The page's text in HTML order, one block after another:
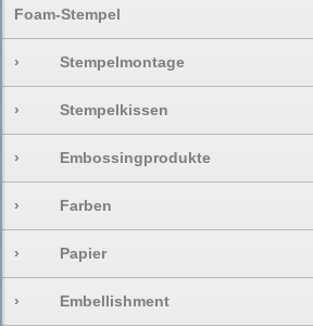
Foam-Stempel
› Stempelmontage
› Stempelkissen
› Embossingprodukte
› Farben
› Papier
› Embellishment